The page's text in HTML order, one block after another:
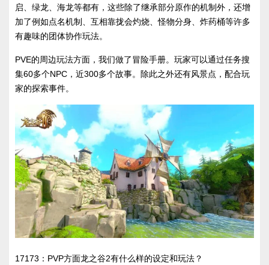
启、绿龙、海龙等都有，这些除了继承部分原作的机制外，还增
加了例如点名机制、互相靠拢会灼烧、怪物分身、炸药桶等许多
有趣味的团体协作玩法。
PVE的周边玩法方面，我们做了冒险手册。玩家可以通过任务搜
集60多个NPC，近300多个故事。除此之外还有风景点，配合玩
家的探索事件。
17173：PVP方面龙之谷2有什么样的设定和玩法？